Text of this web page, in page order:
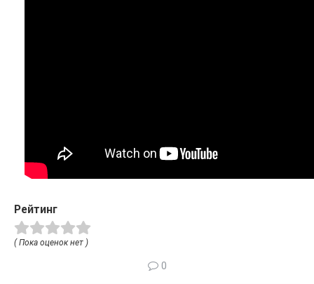
Рейтинг
( Пока оценок нет )
0